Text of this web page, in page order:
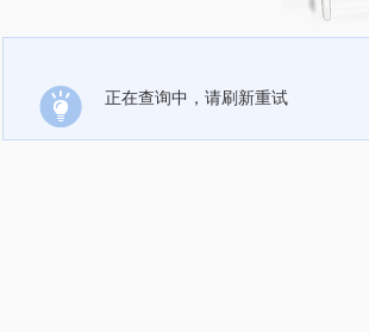
正在查询中，请刷新重试